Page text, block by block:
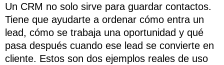
Un CRM no solo sirve para guardar contactos.
Tiene que ayudarte a ordenar cómo entra un
lead, cómo se trabaja una oportunidad y qué
pasa después cuando ese lead se convierte en
cliente. Estos son dos ejemplos reales de uso